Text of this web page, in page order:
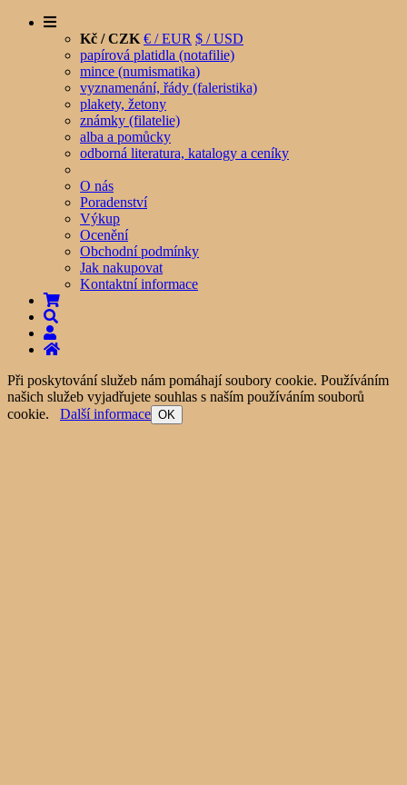
Kč / CZK € / EUR $ / USD
papírová platidla (notafilie)
mince (numismatika)
vyznamenání, řády (faleristika)
plakety, žetony
známky (filatelie)
alba a pomůcky
odborná literatura, katalogy a ceníky
O nás
Poradenství
Výkup
Ocenění
Obchodní podmínky
Jak nakupovat
Kontaktní informace
Při poskytování služeb nám pomáhají soubory cookie. Používáním
našich služeb vyjadřujete souhlas s naším používáním souborů
cookie. Další informace